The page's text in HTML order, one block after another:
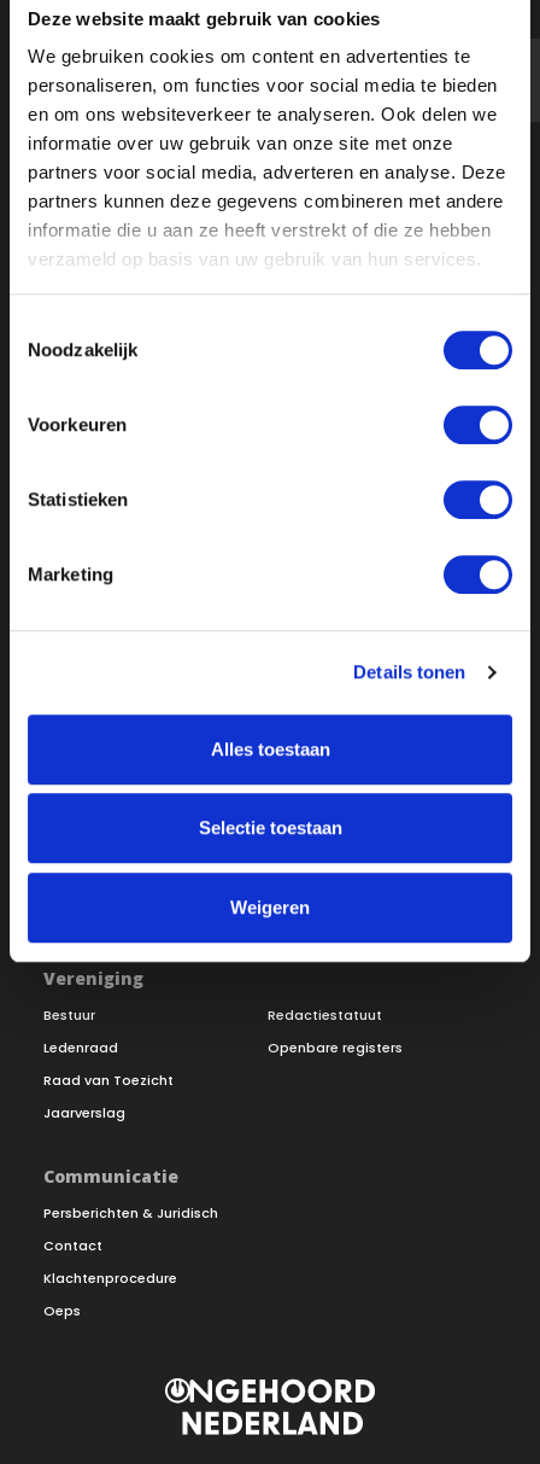
Deze website maakt gebruik van cookies
We gebruiken cookies om content en advertenties te
personaliseren, om functies voor social media te bieden
en om ons websiteverkeer te analyseren. Ook delen we
informatie over uw gebruik van onze site met onze
partners voor social media, adverteren en analyse. Deze
partners kunnen deze gegevens combineren met andere
informatie die u aan ze heeft verstrekt of die ze hebben
verzameld op basis van uw gebruik van hun services.
Noodzakelijk
Voorkeuren
Statistieken
Marketing
Details tonen
Alles toestaan
Selectie toestaan
Weigeren
Kijk de uitzending
Of luister de uitzending terug op Spotify
Over ON!
Steunbetuigingen
Vereniging
Bestuur
Ledenraad
Raad van Toezicht
Jaarverslag
Redactiestatuut
Openbare registers
Communicatie
Persberichten & Juridisch
Contact
Klachtenprocedure
Oeps